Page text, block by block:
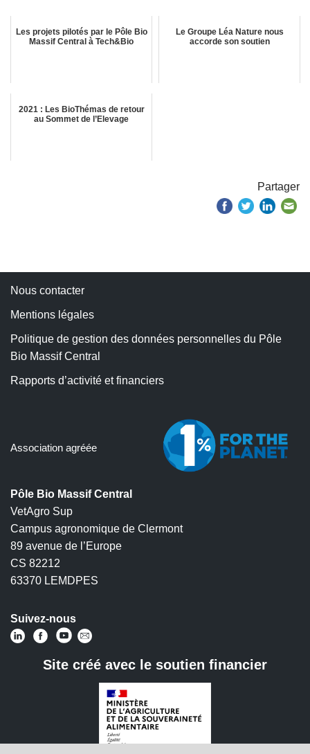
Les projets pilotés par le Pôle Bio
Massif Central à Tech&Bio
Le Groupe Léa Nature nous
accorde son soutien
2021 : Les BioThémas de retour
au Sommet de l’Elevage
Partager
Nous contacter
Mentions légales
Politique de gestion des données personnelles du Pôle
Bio Massif Central
Rapports d’activité et financiers
Association agréée
Pôle Bio Massif Central
VetAgro Sup
Campus agronomique de Clermont
89 avenue de l’Europe
CS 82212
63370 LEMDPES
Suivez-nous
Site créé avec le soutien financier